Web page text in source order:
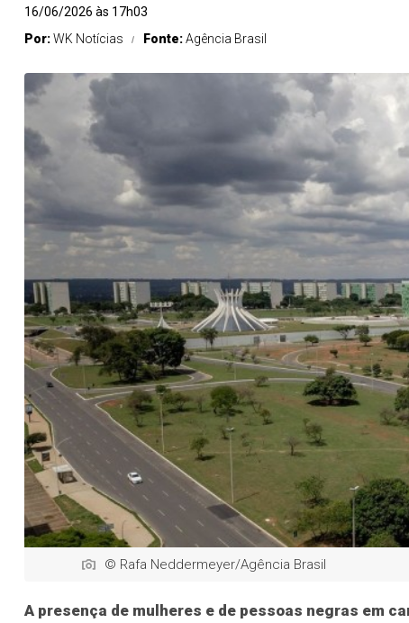
16/06/2026 às 17h03
Por:WK Notícias Fonte:Agência Brasil
© Rafa Neddermeyer/Agência Brasil
A presença de mulheres e de pessoas negras em